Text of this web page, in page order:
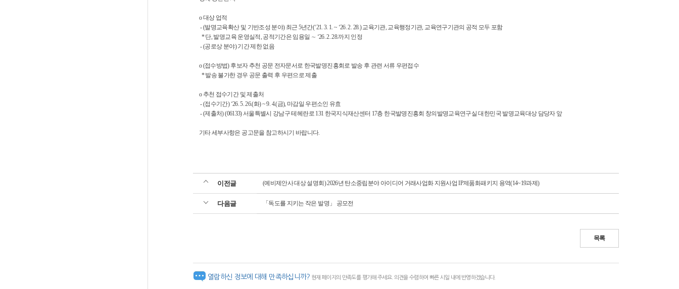
o 대상 업적
- (발명교육확산 및 기반조성 분야) 최근 5년간(‘21. 3. 1. ~ ‘26. 2. 28.) 교육기관, 교육행정기관, 교육연구기관의 공적 모두 포함
* 단, 발명교육 운영실적, 공적기간은 임용일 ∼ ‘26. 2. 28.까지 인정
- (공로상 분야) 기간 제한 없음
o (접수방법) 후보자 추천 공문 전자문서로 한국발명진흥회로 발송 후 관련 서류 우편접수
* 발송 불가한 경우 공문 출력 후 우편으로 제출
o 추천 접수기간 및 제출처
- (접수기간) ‘26. 5. 26.(화) ~ 9. 4.(금), 마감일 우편소인 유효
- (제출처) (06133) 서울특별시 강남구 테헤란로 131 한국지식재산센터 17층 한국발명진흥회 창의발명교육연구실 대한민국 발명교육대상 담당자 앞
기타 세부사항은 공고문을 참고하시기 바랍니다.
이전글 (예비제안사 대상 설명회) 2026년 탄소중립분야 아이디어 거래사업화 지원사업 IP제품화패키지 용역(14~19과제)
다음글 「독도를 지키는 작은 발명」 공모전
목록
열람하신 정보에 대해 만족하십니까? 현재 페이지의 만족도를 평가해 주세요. 의견을 수렴하여 빠른 시일 내에 반영하겠습니다.